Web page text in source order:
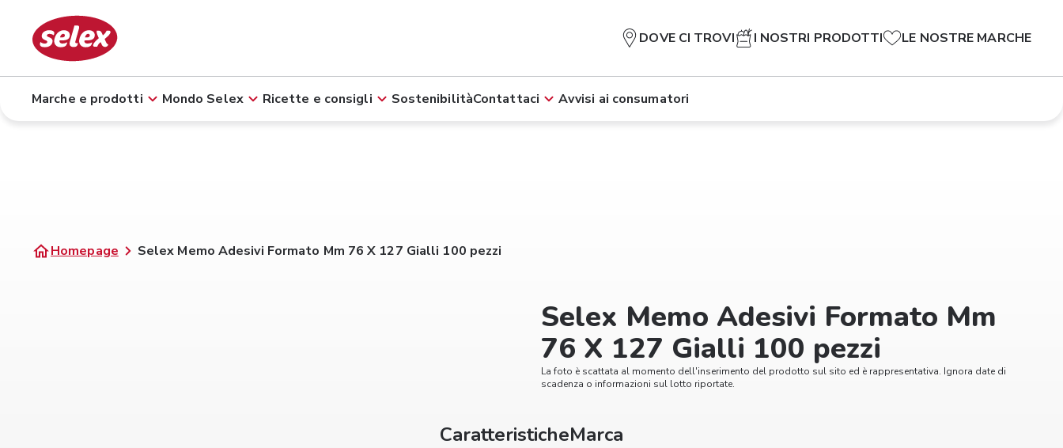
DOVE CI TROVI I NOSTRI PRODOTTI LE NOSTRE MARCHE
Marche e prodotti Mondo Selex Ricette e consigli SostenibilitàContattaci Avvisi ai consumatori
Homepage Selex Memo Adesivi Formato Mm 76 X 127 Gialli 100 pezzi
Selex Memo Adesivi Formato Mm
76 X 127 Gialli 100 pezzi
La foto è scattata al momento dell'inserimento del prodotto sul sito ed è rappresentativa. Ignora date di
scadenza o informazioni sul lotto riportate.
CaratteristicheMarca